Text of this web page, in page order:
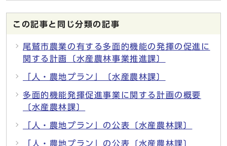
この記事と同じ分類の記事
尾鷲市農業の有する多面的機能の発揮の促進に
関する計画〔水産農林事業推進課〕
「人・農地プラン」〔水産農林課〕
多面的機能発揮促進事業に関する計画の概要
〔水産農林課〕
「人・農地プラン」の公表〔水産農林課〕
「人・農地プラン」の公表〔水産農林課〕